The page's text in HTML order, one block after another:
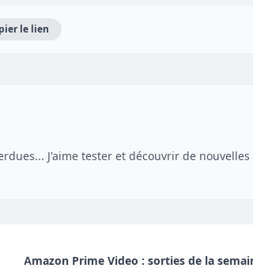
le lien
J'aime tester et découvrir de nouvelles
Amazon Prime Video : sorties de la